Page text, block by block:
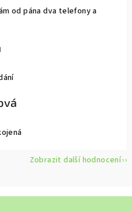
od pána dva telefony a
je 5 z 5 hvězdiček.
je 5 z 5 hvězdiček.
Zobrazit další hodnocení